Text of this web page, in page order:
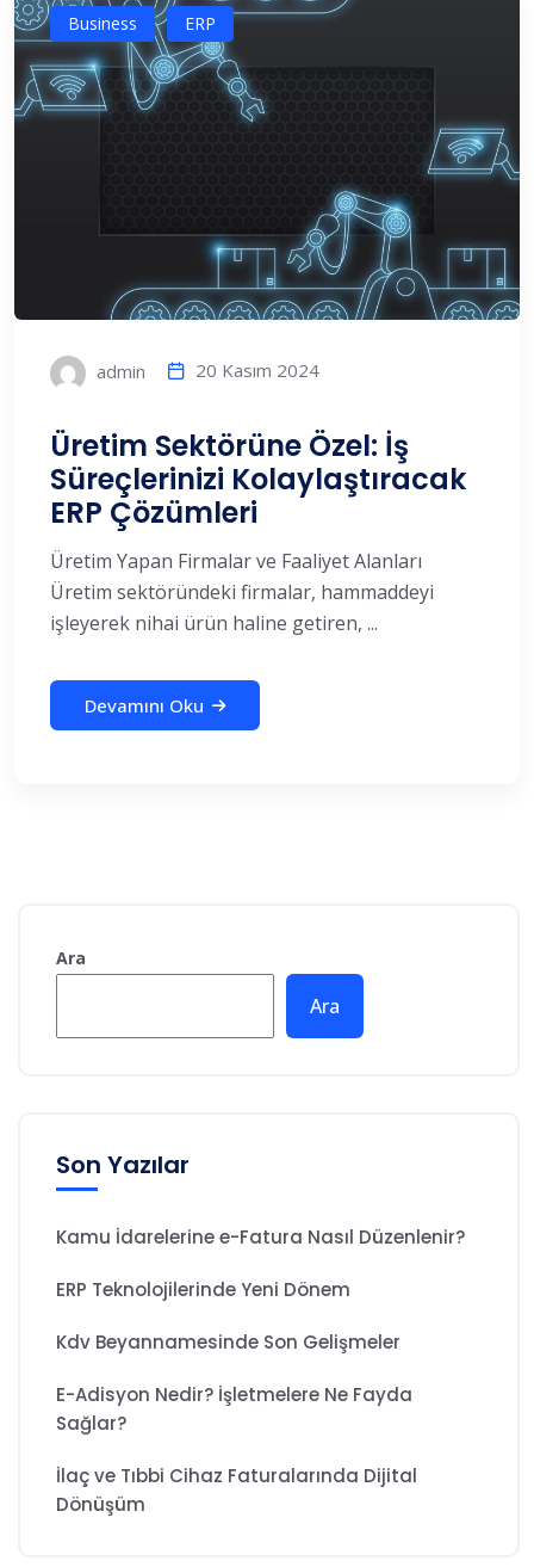
Business ERP
admin 20 Kasım 2024
Üretim Sektörüne Özel: İş
Süreçlerinizi Kolaylaştıracak
ERP Çözümleri
Üretim Yapan Firmalar ve Faaliyet Alanları
Üretim sektöründeki firmalar, hammaddeyi
işleyerek nihai ürün haline getiren, ...
Devamını Oku
Ara
Ara
Son Yazılar
Kamu İdarelerine e-Fatura Nasıl Düzenlenir?
ERP Teknolojilerinde Yeni Dönem
Kdv Beyannamesinde Son Gelişmeler
E-Adisyon Nedir? İşletmelere Ne Fayda
Sağlar?
İlaç ve Tıbbi Cihaz Faturalarında Dijital
Dönüşüm